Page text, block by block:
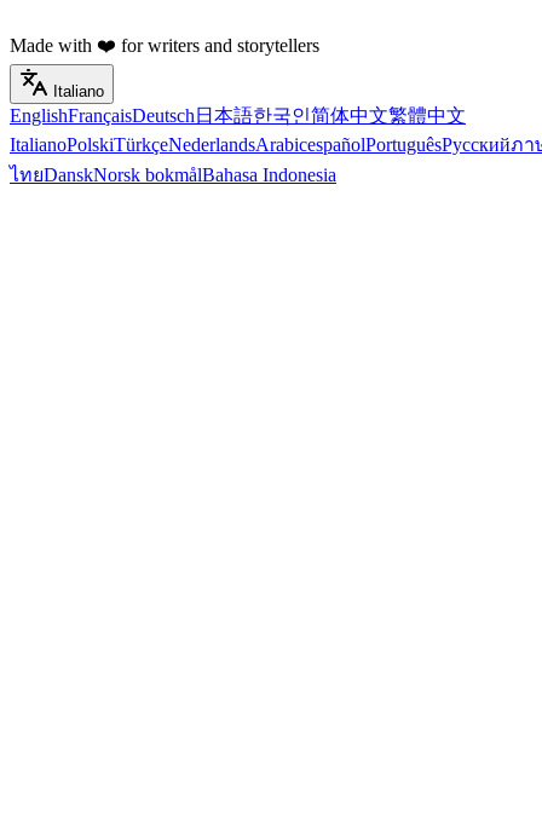
Made with ❤️ for writers and storytellers
Italiano
EnglishFrançaisDeutsch 日本語한국인简体中文繁體中文
ItalianoPolskiTürkçeNederlandsArabicespañolPortuguêsРусскийภา
ไทยDanskNorsk bokmålBahasa Indonesia